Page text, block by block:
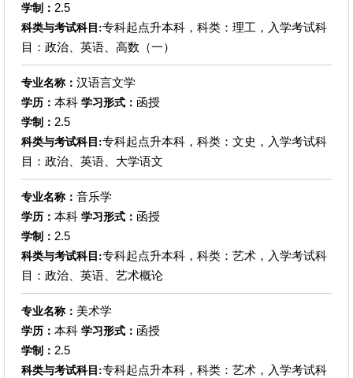
学制： 2.5
科类与考试科目:专科起点升本科，科类：理工，入学考试科
目：政治、英语、高数（一）
专业名称： 汉语言文学
学历： 本科 学习形式： 函授
学制： 2.5
科类与考试科目:专科起点升本科，科类：文史，入学考试科
目：政治、英语、大学语文
专业名称： 音乐学
学历： 本科 学习形式： 函授
学制： 2.5
科类与考试科目:专科起点升本科，科类：艺术，入学考试科
目：政治、英语、艺术概论
专业名称： 美术学
学历： 本科 学习形式： 函授
学制： 2.5
科类与考试科目:专科起点升本科，科类：艺术，入学考试科